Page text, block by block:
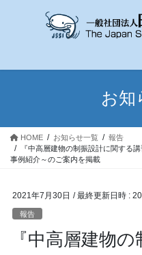
お知
HOME お知らせ一覧
報告
『中高層建物の制振設計に関する
事例紹介～のご案内を掲載
2021年7月30日 / 最終更新日時 :
報告
『中高層建物